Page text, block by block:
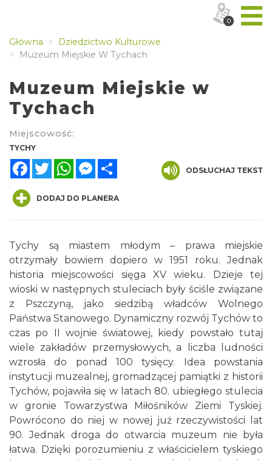
Główna
Dziedzictwo Kulturowe
Muzeum Miejskie W Tychach
Muzeum Miejskie w
Tychach
Miejscowość:
TYCHY
FacebookTwitterWhatsAppMessenger
ODSŁUCHAJ TEKST
DODAJ DO PLANERA
Tychy są miastem młodym – prawa miejskie
otrzymały bowiem dopiero w 1951 roku. Jednak
historia miejscowości sięga XV wieku. Dzieje tej
wioski w następnych stuleciach były ściśle związane
z Pszczyną, jako siedzibą władców Wolnego
Państwa Stanowego. Dynamiczny rozwój Tychów to
czas po II wojnie światowej, kiedy powstało tutaj
wiele zakładów przemysłowych, a liczba ludności
wzrosła do ponad 100 tysięcy. Idea powstania
instytucji muzealnej, gromadzącej pamiątki z historii
Tychów, pojawiła się w latach 80. ubiegłego stulecia
w gronie Towarzystwa Miłośników Ziemi Tyskiej.
Powrócono do niej w nowej już rzeczywistości lat
90. Jednak droga do otwarcia muzeum nie była
łatwa. Dzięki porozumieniu z właścicielem tyskiego
0